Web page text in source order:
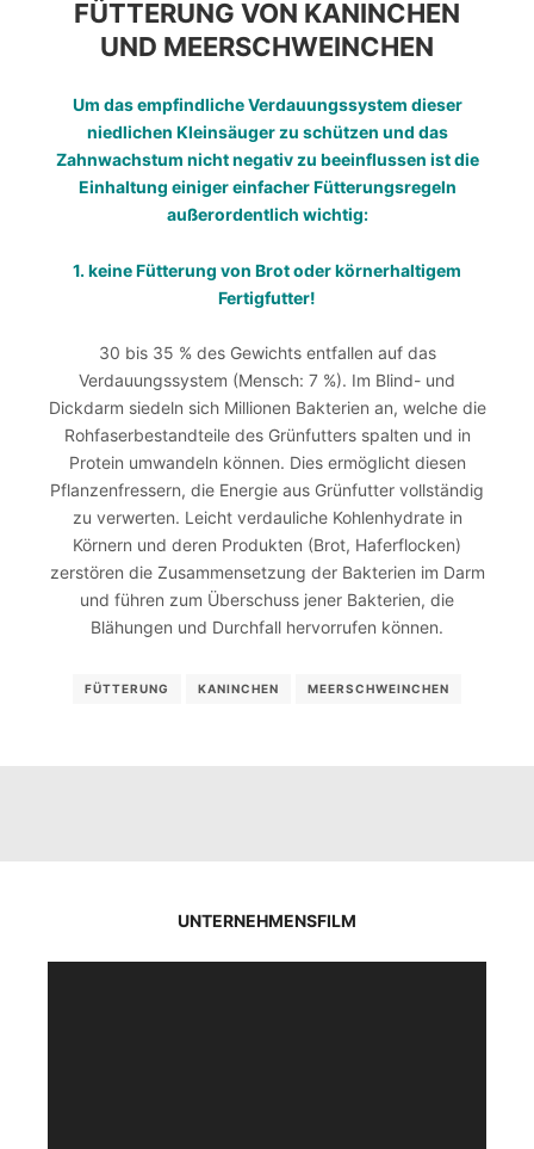
FÜTTERUNG VON KANINCHEN
UND MEERSCHWEINCHEN
Um das empfindliche Verdauungssystem dieser
niedlichen Kleinsäuger zu schützen und das
Zahnwachstum nicht negativ zu beeinflussen ist die
Einhaltung einiger einfacher Fütterungsregeln
außerordentlich wichtig:
1. keine Fütterung von Brot oder körnerhaltigem
Fertigfutter!
30 bis 35 % des Gewichts entfallen auf das
Verdauungssystem (Mensch: 7 %). Im Blind- und
Dickdarm siedeln sich Millionen Bakterien an, welche die
Rohfaserbestandteile des Grünfutters spalten und in
Protein umwandeln können. Dies ermöglicht diesen
Pflanzenfressern, die Energie aus Grünfutter vollständig
zu verwerten. Leicht verdauliche Kohlenhydrate in
Körnern und deren Produkten (Brot, Haferflocken)
zerstören die Zusammensetzung der Bakterien im Darm
und führen zum Überschuss jener Bakterien, die
Blähungen und Durchfall hervorrufen können.
FÜTTERUNG KANINCHEN MEERSCHWEINCHEN
UNTERNEHMENSFILM